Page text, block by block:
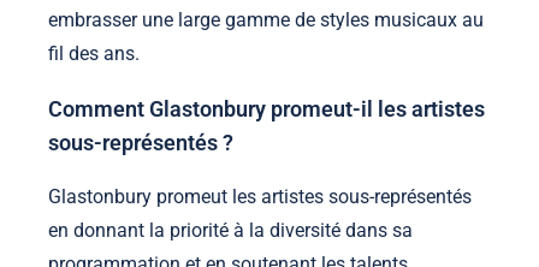
embrasser une large gamme de styles musicaux au
fil des ans.
Comment Glastonbury promeut-il les artistes
sous-représentés ?
Glastonbury promeut les artistes sous-représentés
en donnant la priorité à la diversité dans sa